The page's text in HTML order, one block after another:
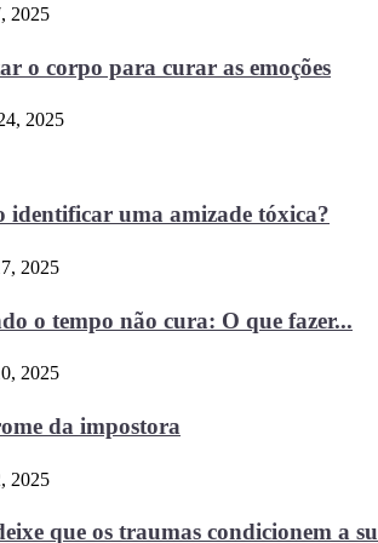
2025
o corpo para curar as emoções
2025
identificar uma amizade tóxica?
2025
o tempo não cura: O que fazer...
2025
da impostora
2025
que os traumas condicionem a